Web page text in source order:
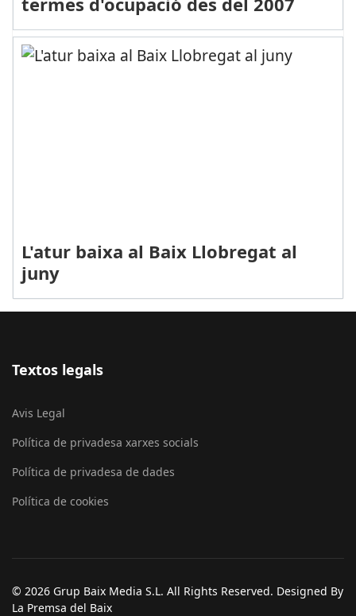
L'atur baixa al Baix Llobregat al
juny
Textos legals
Avis Legal
Política de privadesa xarxes socials
Política de privadesa de dades
Política de cookies
© 2026 Grup Baix Media S.L. All Rights Reserved. Designed By
La Premsa del Baix